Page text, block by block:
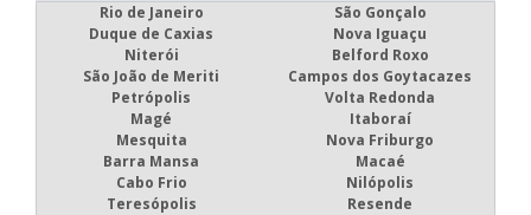
Rio de Janeiro
São Gonçalo
Duque de Caxias
Nova Iguaçu
Niterói
Belford Roxo
São João de Meriti
Campos dos Goytacazes
Petrópolis
Volta Redonda
Magé
Itaboraí
Mesquita
Nova Friburgo
Barra Mansa
Macaé
Cabo Frio
Nilópolis
Teresópolis
Resende